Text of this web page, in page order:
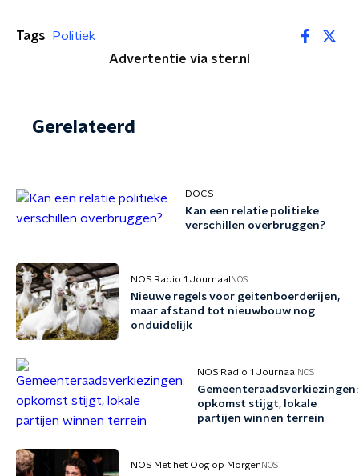
Tags
Politiek
Advertentie via ster.nl
Gerelateerd
DOCS
Kan een relatie politieke
verschillen overbruggen?
NOS Radio 1 Journaal NOS
Nieuwe regels voor geitenboerderijen,
maar afstand tot nieuwbouw nog
onduidelijk
NOS Radio 1 Journaal NOS
Gemeenteraadsverkiezingen:
opkomst stijgt, lokale
partijen winnen terrein
NOS Met het Oog op Morgen NOS